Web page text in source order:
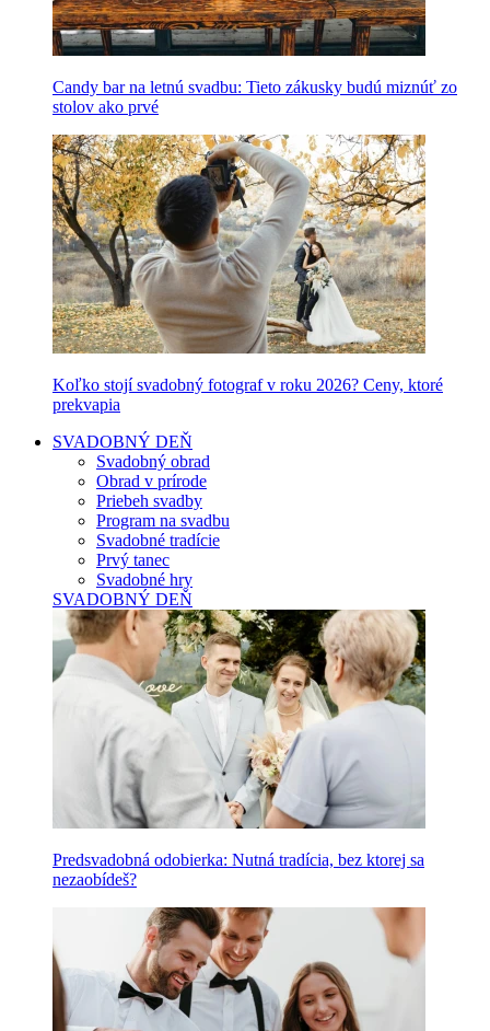
Candy bar na letnú svadbu: Tieto zákusky budú miznúť zo
stolov ako prvé
Koľko stojí svadobný fotograf v roku 2026? Ceny, ktoré
prekvapia
SVADOBNÝ DEŇ
Svadobný obrad
Obrad v prírode
Priebeh svadby
Program na svadbu
Svadobné tradície
Prvý tanec
Svadobné hry
SVADOBNÝ DEŇ
Predsvadobná odobierka: Nutná tradícia, bez ktorej sa
nezaobídeš?